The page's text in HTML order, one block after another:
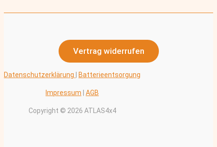
Vertrag widerrufen
Datenschutzerklärung Batterieentsorgung
Impressum AGB
Copyright © 2026 ATLAS4x4